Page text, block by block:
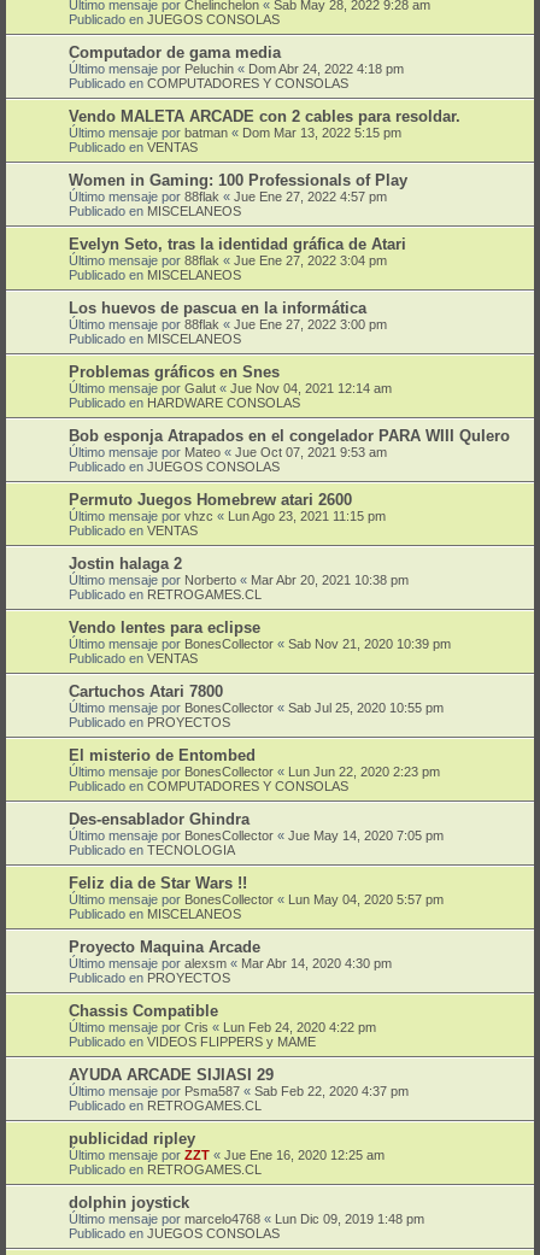
Último mensaje por Chelinchelon « Sab May 28, 2022 9:28 am
Publicado en JUEGOS CONSOLAS
Computador de gama media
Último mensaje por Peluchin « Dom Abr 24, 2022 4:18 pm
Publicado en COMPUTADORES Y CONSOLAS
Vendo MALETA ARCADE con 2 cables para resoldar.
Último mensaje por batman « Dom Mar 13, 2022 5:15 pm
Publicado en VENTAS
Women in Gaming: 100 Professionals of Play
Último mensaje por 88flak « Jue Ene 27, 2022 4:57 pm
Publicado en MISCELANEOS
Evelyn Seto, tras la identidad gráfica de Atari
Último mensaje por 88flak « Jue Ene 27, 2022 3:04 pm
Publicado en MISCELANEOS
Los huevos de pascua en la informática
Último mensaje por 88flak « Jue Ene 27, 2022 3:00 pm
Publicado en MISCELANEOS
Problemas gráficos en Snes
Último mensaje por Galut « Jue Nov 04, 2021 12:14 am
Publicado en HARDWARE CONSOLAS
Bob esponja Atrapados en el congelador PARA WIII QuIero
Último mensaje por Mateo « Jue Oct 07, 2021 9:53 am
Publicado en JUEGOS CONSOLAS
Permuto Juegos Homebrew atari 2600
Último mensaje por vhzc « Lun Ago 23, 2021 11:15 pm
Publicado en VENTAS
Jostin halaga 2
Último mensaje por Norberto « Mar Abr 20, 2021 10:38 pm
Publicado en RETROGAMES.CL
Vendo lentes para eclipse
Último mensaje por BonesCollector « Sab Nov 21, 2020 10:39 pm
Publicado en VENTAS
Cartuchos Atari 7800
Último mensaje por BonesCollector « Sab Jul 25, 2020 10:55 pm
Publicado en PROYECTOS
El misterio de Entombed
Último mensaje por BonesCollector « Lun Jun 22, 2020 2:23 pm
Publicado en COMPUTADORES Y CONSOLAS
Des-ensablador Ghindra
Último mensaje por BonesCollector « Jue May 14, 2020 7:05 pm
Publicado en TECNOLOGIA
Feliz dia de Star Wars !!
Último mensaje por BonesCollector « Lun May 04, 2020 5:57 pm
Publicado en MISCELANEOS
Proyecto Maquina Arcade
Último mensaje por alexsm « Mar Abr 14, 2020 4:30 pm
Publicado en PROYECTOS
Chassis Compatible
Último mensaje por Cris « Lun Feb 24, 2020 4:22 pm
Publicado en VIDEOS FLIPPERS y MAME
AYUDA ARCADE SIJIASI 29
Último mensaje por Psma587 « Sab Feb 22, 2020 4:37 pm
Publicado en RETROGAMES.CL
publicidad ripley
Último mensaje por ZZT « Jue Ene 16, 2020 12:25 am
Publicado en RETROGAMES.CL
dolphin joystick
Último mensaje por marcelo4768 « Lun Dic 09, 2019 1:48 pm
Publicado en JUEGOS CONSOLAS